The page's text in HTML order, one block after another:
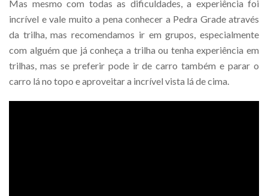
Mas mesmo com todas as dificuldades, a experiência foi
incrível e vale muito a pena conhecer a Pedra Grade através
da trilha, mas recomendamos ir em grupos, especialmente
com alguém que já conheça a trilha ou tenha experiência em
trilhas, mas se preferir pode ir de carro também e parar o
carro lá no topo e aproveitar a incrível vista lá de cima.